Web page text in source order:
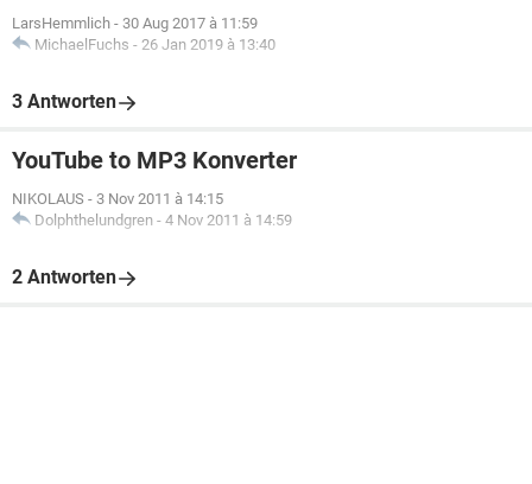
LarsHemmlich - 30 Aug 2017 à 11:59
MichaelFuchs - 26 Jan 2019 à 13:40
3 Antworten
YouTube to MP3 Konverter
NIKOLAUS - 3 Nov 2011 à 14:15
Dolphthelundgren - 4 Nov 2011 à 14:59
2 Antworten